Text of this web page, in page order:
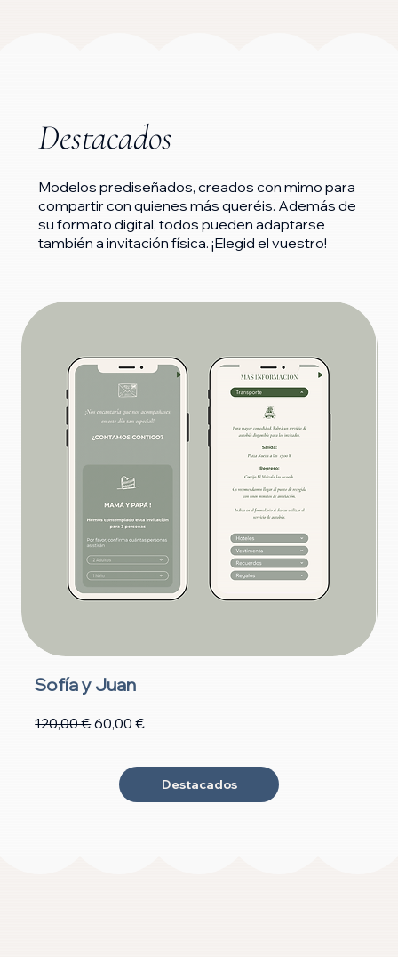
Destacados
Destacados
Modelos prediseñados, creados con mimo para
compartir con quienes más queréis. Además de
su formato digital, todos pueden adaptarse
también a invitación física. ¡Elegid el vuestro!
Sofía y Juan
Precio
120,00 €Precio de oferta
60,00 €